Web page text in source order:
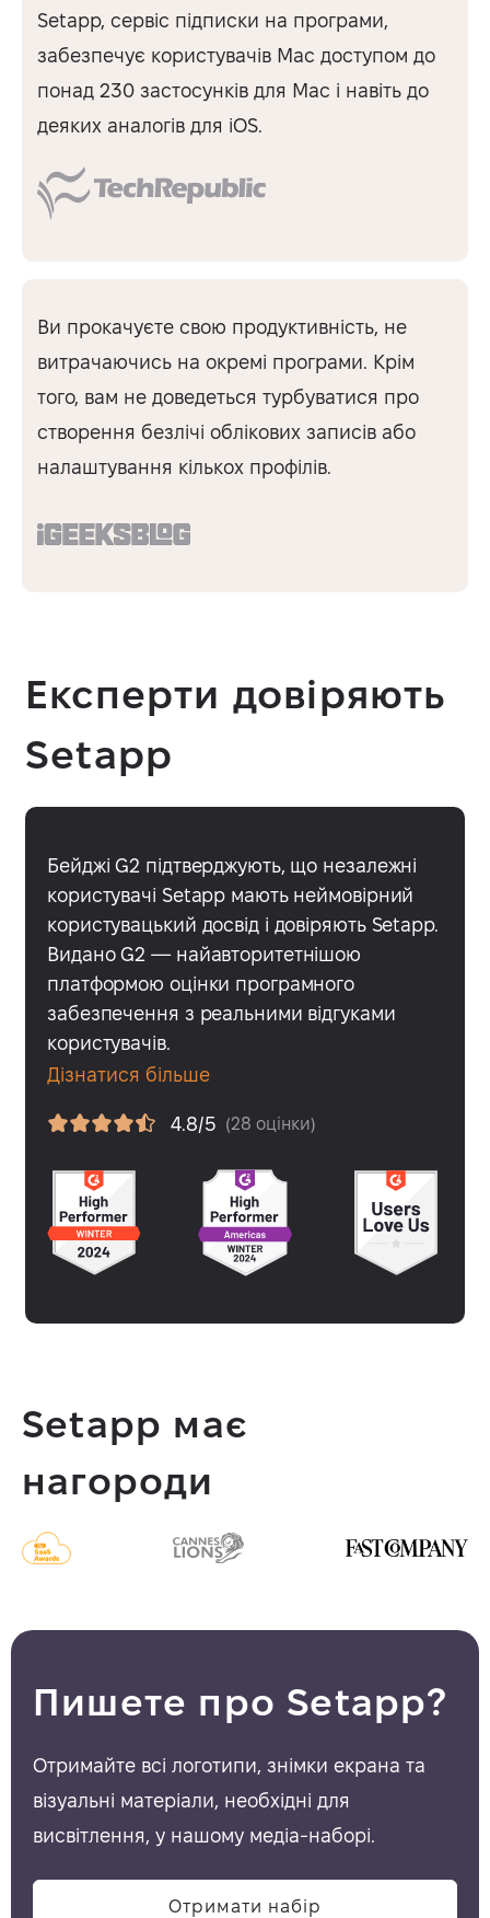
Setapp, сервіс підписки на програми,
забезпечує користувачів Mac доступом до
понад 230 застосунків для Mac і навіть до
деяких аналогів для iOS.
Ви прокачуєте свою продуктивність, не
витрачаючись на окремі програми. Крім
того, вам не доведеться турбуватися про
створення безлічі облікових записів або
налаштування кількох профілів.
Експерти довіряють
Setapp
Бейджі G2 підтверджують, що незалежні
користувачі Setapp мають неймовірний
користувацький досвід і довіряють Setapp.
Видано G2 — найавторитетнішою
платформою оцінки програмного
забезпечення з реальними відгуками
користувачів.
Дізнатися більше
4.8/5 (28 оцінки)
Setapp має
нагороди
Пишете про Setapp?
Отримайте всі логотипи, знімки екрана та
візуальні матеріали, необхідні для
висвітлення, у нашому медіа-наборі.
Отримати набір